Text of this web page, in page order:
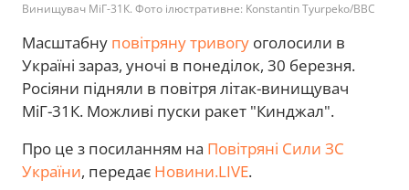
Винищувач МіГ-31К. Фото ілюстративне: Konstantin Tyurpeko/BBC
Масштабну повітряну тривогу оголосили в
Україні зараз, уночі в понеділок, 30 березня.
Росіяни підняли в повітря літак-винищувач
МіГ-31К. Можливі пуски ракет "Кинджал".
Про це з посиланням на Повітряні Сили ЗС
України, передає Новини.LIVE.